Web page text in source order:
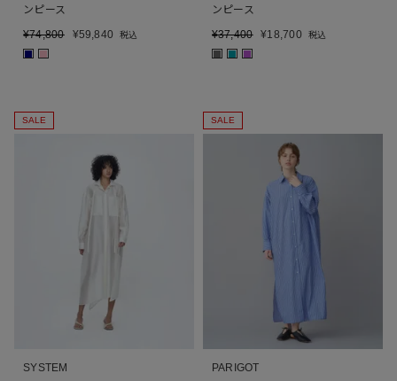
ンピース
¥74,800 ¥59,840 税込
■ ■
ンピース
¥37,400 ¥18,700 税込
■ ■ ■
SALE
SYSTEM
SALE
PARIGOT